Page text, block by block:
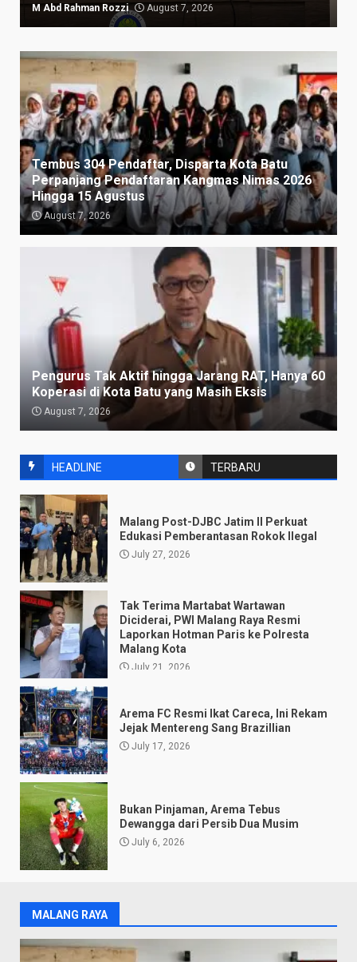
M Abd Rahman Rozzi August 7, 2026
HEADLINE TERBARU
Malang Post-DJBC Jatim II Perkuat
Edukasi Pemberantasan Rokok Ilegal
July 27, 2026
Tak Terima Martabat Wartawan
Diciderai, PWI Malang Raya Resmi
Laporkan Hotman Paris ke Polresta
Malang Kota
July 21, 2026
Arema FC Resmi Ikat Careca, Ini Rekam
Jejak Mentereng Sang Brazillian
July 17, 2026
Bukan Pinjaman, Arema Tebus
Dewangga dari Persib Dua Musim
July 6, 2026
Tembus 304 Pendaftar, Disparta Kota Batu
Perpanjang Pendaftaran Kangmas Nimas 2026
Hingga 15 Agustus
August 7, 2026
Pengurus Tak Aktif hingga Jarang RAT, Hanya 60
Koperasi di Kota Batu yang Masih Eksis
August 7, 2026
MALANG RAYA